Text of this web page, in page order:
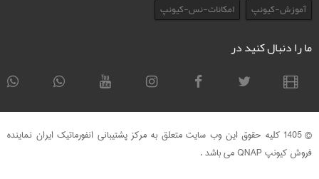
آموزش-کیونپ
امکانات-نس-کیونپ
ما را دنبال کنید در
© 1405 کلیه حقوق این وب سایت متعلق به مرکز پشتیبانی انفورماتیک ایران نماینده
فروش کیونپ QNAP می باشد .